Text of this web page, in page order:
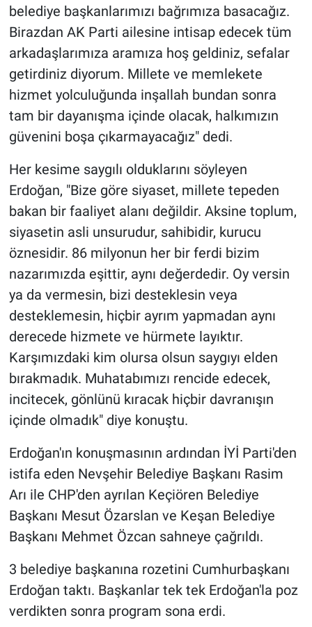
belediye başkanlarımızı bağrımıza basacağız.
Birazdan AK Parti ailesine intisap edecek tüm
arkadaşlarımıza aramıza hoş geldiniz, sefalar
getirdiniz diyorum. Millete ve memlekete
hizmet yolculuğunda inşallah bundan sonra
tam bir dayanışma içinde olacak, halkımızın
güvenini boşa çıkarmayacağız" dedi.
Her kesime saygılı olduklarını söyleyen
Erdoğan, "Bize göre siyaset, millete tepeden
bakan bir faaliyet alanı değildir. Aksine toplum,
siyasetin asli unsurudur, sahibidir, kurucu
öznesidir. 86 milyonun her bir ferdi bizim
nazarımızda eşittir, aynı değerdedir. Oy versin
ya da vermesin, bizi desteklesin veya
desteklemesin, hiçbir ayrım yapmadan aynı
derecede hizmete ve hürmete layıktır.
Karşımızdaki kim olursa olsun saygıyı elden
bırakmadık. Muhatabımızı rencide edecek,
incitecek, gönlünü kıracak hiçbir davranışın
içinde olmadık" diye konuştu.
Erdoğan'ın konuşmasının ardından İYİ Parti'den
istifa eden Nevşehir Belediye Başkanı Rasim
Arı ile CHP'den ayrılan Keçiören Belediye
Başkanı Mesut Özarslan ve Keşan Belediye
Başkanı Mehmet Özcan sahneye çağrıldı.
3 belediye başkanına rozetini Cumhurbaşkanı
Erdoğan taktı. Başkanlar tek tek Erdoğan'la poz
verdikten sonra program sona erdi.